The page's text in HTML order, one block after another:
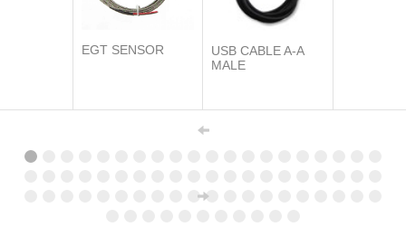
EGT SENSOR
USB CABLE A-A
MALE